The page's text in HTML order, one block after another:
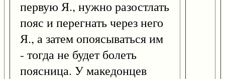
первую Я., нужно разостлать
пояс и перегнать через него
Я., а затем опоясываться им
- тогда не будет болеть
поясница. У македонцев